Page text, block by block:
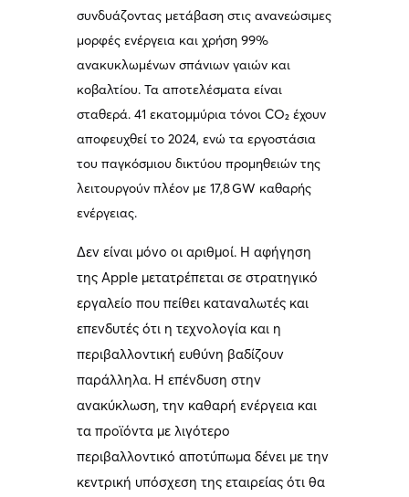
συνδυάζοντας μετάβαση στις ανανεώσιμες
μορφές ενέργεια και χρήση 99%
ανακυκλωμένων σπάνιων γαιών και
κοβαλτίου. Τα αποτελέσματα είναι
σταθερά. 41 εκατομμύρια τόνοι CO₂ έχουν
αποφευχθεί το 2024, ενώ τα εργοστάσια
του παγκόσμιου δικτύου προμηθειών της
λειτουργούν πλέον με 17,8 GW καθαρής
ενέργειας.
Δεν είναι μόνο οι αριθμοί. Η αφήγηση
της Apple μετατρέπεται σε στρατηγικό
εργαλείο που πείθει καταναλωτές και
επενδυτές ότι η τεχνολογία και η
περιβαλλοντική ευθύνη βαδίζουν
παράλληλα. Η επένδυση στην
ανακύκλωση, την καθαρή ενέργεια και
τα προϊόντα με λιγότερο
περιβαλλοντικό αποτύπωμα δένει με την
κεντρική υπόσχεση της εταιρείας ότι θα